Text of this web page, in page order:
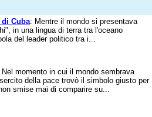
Cuba: Mentre il mondo si presentava
in una lingua di terra tra l'oceano
del leader politico tra i...
Nel momento in cui il mondo sembrava
della pace trovò il simbolo giusto per
smise mai di comparire su...